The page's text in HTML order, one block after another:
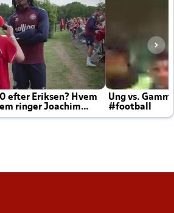
efter Eriksen? Hvem
ringer Joachim
Ung vs.
#football